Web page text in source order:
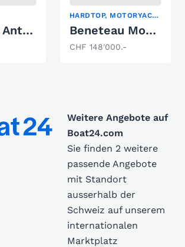
Beneteau Antares 580
HARDTOP, MOTORYACHT
Beneteau Monte Carlo 37HT
CHF 148'000.-
Weitere Angebote auf
Boat24.com
Sie finden 2 weitere
passende Angebote
mit Standort
ausserhalb der
Schweiz auf unserem
internationalen
Marktplatz